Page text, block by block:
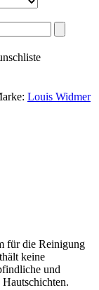
Louis Widmer
für die Reinigung
keine
und